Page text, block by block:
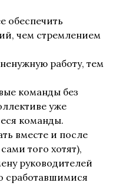
обеспечить
чем стремлением
работу, тем
команды без
уже
команды.
вместе и после
того хотят),
руководителей
сработавшимися